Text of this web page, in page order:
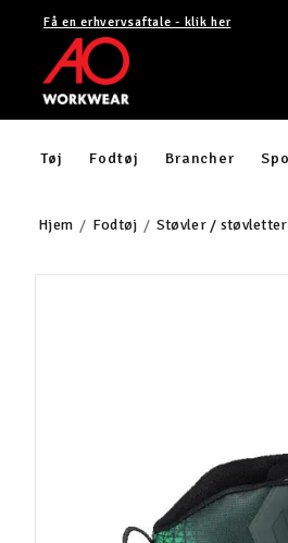
Få en erhvervsaftale - klik her
Tøj Fodtøj Brancher
Hjem Fodtøj Støvler / støvletter